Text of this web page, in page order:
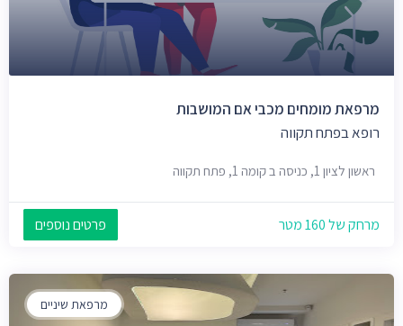
מרפאת מומחים מכבי אם המושבות
רופא בפתח תקווה
ראשון לציון 1, כניסה ב קומה 1, פתח תקווה
מרחק של 160 מטר פרטים נוספים
מרפאת שיניים